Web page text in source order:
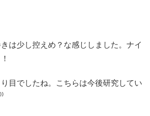
は少し控えめ？な感じしました。ナイ
目でしたね。こちらは今後研究してい